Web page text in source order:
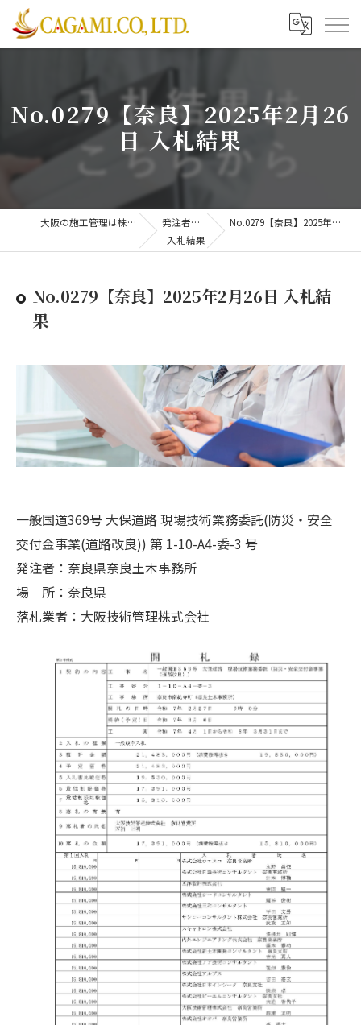
No.0279【奈良】2025年2月26
日 入札結果
大阪の施工管理は株式会社CAGAMI
発注者支援業務
入札結果
No.0279【奈良】2025年2月26日 入札結果
No.0279【奈良】2025年2月26日 入札結
果
一般国道369号 大保道路 現場技術業務委託(防災・安全
交付金事業(道路改良)) 第 1-10-A4-委-3 号
発注者：奈良県奈良土木事務所
場 所：奈良県
落札業者：大阪技術管理株式会社